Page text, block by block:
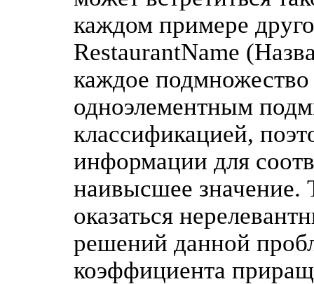
каждом примере
RestaurantName
каждое
одноэлементным
классификацией,
информации для
наивысшее значение.
оказаться
решений данной
коэффициента